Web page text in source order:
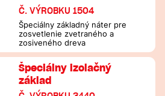
Č. VÝROBKU 1504
Špeciálny základný náter pre
zosvetlenie zvetraného a
zosiveného dreva
Špeciálny izolačný
základ